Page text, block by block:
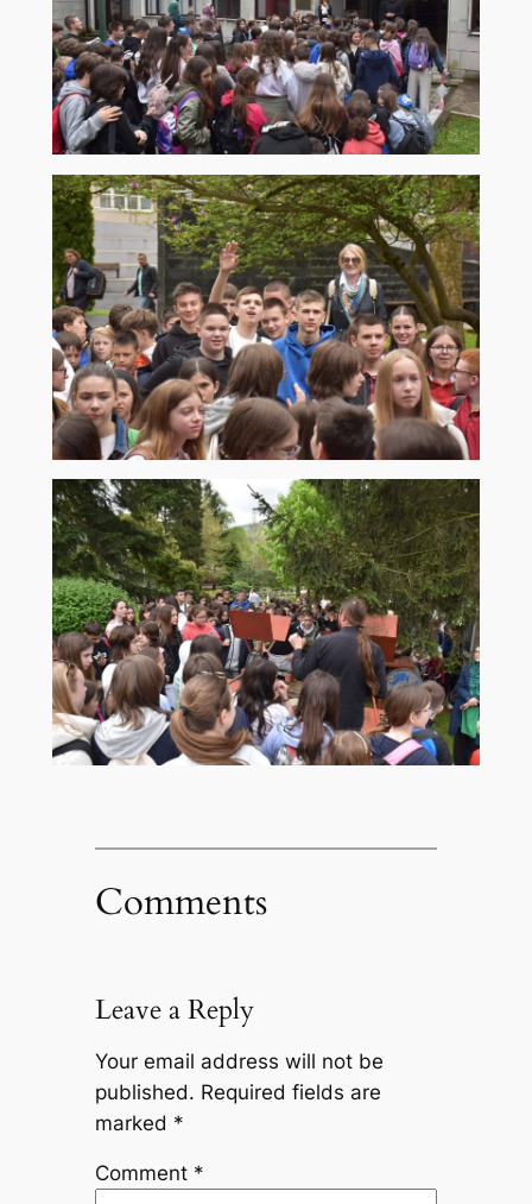
Comments
Leave a Reply
Your email address will not be
published. Required fields are
marked *
Comment *